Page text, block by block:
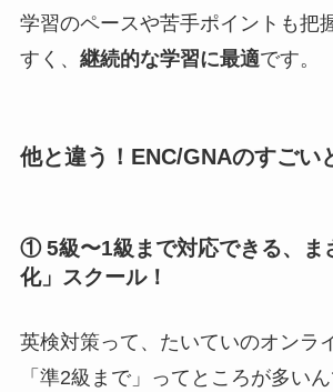
学習のペースや苦手ポイントも把
すく、 継続的な学習に最適です。
他と違う！ENC/GNAのすごい
① 5級〜1級まで対応できる、ま
化」スクール！
英検対策って、たいていのオンラ
「準2級まで」ってところが多いん